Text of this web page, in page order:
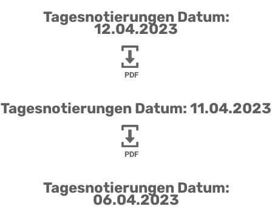
Tagesnotierungen Datum:
12.04.2023
PDF
Tagesnotierungen Datum: 11.04.2023
PDF
Tagesnotierungen Datum:
06.04.2023